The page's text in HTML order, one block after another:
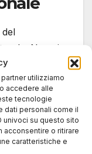
utilizziamo
accedere alle
tecnologie
dati personali come il
univoci su questo sito
acconsentire o ritirare
caratteristiche e
Non si
network,
nelle
in cui il